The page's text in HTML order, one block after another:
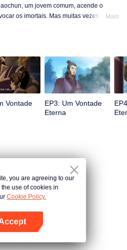
o programa
um jovem comum, acende o
os imortais. Mas muitas vezes ele é
encher seu verão de alegria.
Mais
Vontade
EP3: Um Vontade
Eterna
you are agreeing to our
the use of cookies in
Cookie Policy.